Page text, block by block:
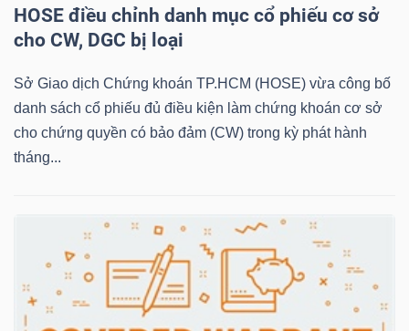
HOSE điều chỉnh danh mục cổ phiếu cơ sở
cho CW, DGC bị loại
Sở Giao dịch Chứng khoán TP.HCM (HOSE) vừa công bố
danh sách cổ phiếu đủ điều kiện làm chứng khoán cơ sở
cho chứng quyền có bảo đảm (CW) trong kỳ phát hành
tháng...
CỔ
PHIẾU